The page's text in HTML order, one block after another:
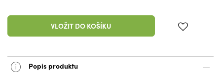
VLOŽIT DO KOŠÍKU
Popis produktu